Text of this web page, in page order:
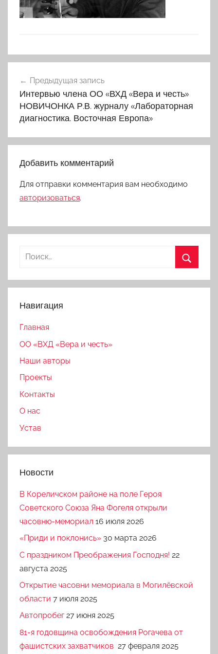
по
записям
Предыдущая запись
Интервью члена ОО «ВХД «Вера и честь»
НОВИЧОНКА Р.В. журналу «Лабораторная
диагностика. Восточная Европа»
Добавить комментарий
Для отправки комментария вам необходимо
авторизоваться.
Найти:
Навигация
Главная
ОО «ВХД «Вера и честь»
Наши авторы
Проекты
Контакты
О нас
Устав
Новости
В Кореличском районе на поле Героя
Советского Союза Яна Фогеля открыли
часовню-мемориал 16 июля 2026
«Приди и поклонись» 30 марта 2026
C праздником Преображения Господня! 22
августа 2025
Открытие часовни мемориала в Могилёвской
области 7 июля 2025
Автопробег 27 июня 2025
81-я годовщина освобождения Рогачева от
фашистских захватчиков 27 февраля 2025